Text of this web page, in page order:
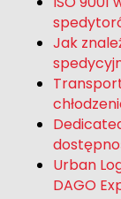
Jak
Urban
DAGO